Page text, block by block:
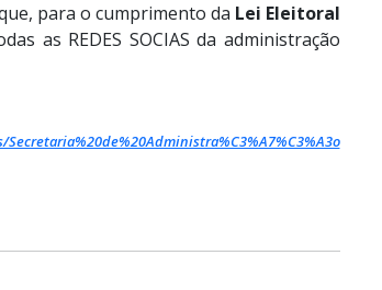
para o cumprimento da Lei Eleitoral
as REDES SOCIAS da administração